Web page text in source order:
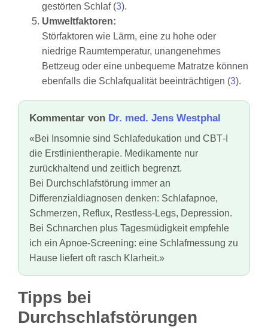
gestörten Schlaf (3).
Umweltfaktoren:
Störfaktoren wie Lärm, eine zu hohe oder
niedrige Raumtemperatur, unangenehmes
Bettzeug oder eine unbequeme Matratze können
ebenfalls die Schlafqualität beeinträchtigen (3).
Kommentar von Dr. med. Jens Westphal
«Bei Insomnie sind Schlafedukation und CBT‑I
die Erstlinientherapie. Medikamente nur
zurückhaltend und zeitlich begrenzt.
Bei Durchschlafstörung immer an
Differenzialdiagnosen denken: Schlafapnoe,
Schmerzen, Reflux, Restless‑Legs, Depression.
Bei Schnarchen plus Tagesmüdigkeit empfehle
ich ein Apnoe‑Screening: eine Schlafmessung zu
Hause liefert oft rasch Klarheit.»
Tipps bei
Durchschlafstörungen